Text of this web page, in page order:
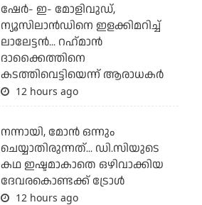
ഷേര്‍- ഇ- മോളിവുഡ്,
ന്യൂസിലാന്‍ഡിനെ ഇളക്കിമറിച്ച്
ലാലേട്ടന്‍... റഹ്‌മാന്‍
ദാക്കൈത്തിനെ
കടത്തിവെട്ടിയെന്ന് ആരാധകര്‍
12 hours ago
നന്നായി, മോന്‍ ഒന്നും
ചെയ്യാതിരുന്നത്... ഡി.സിയുടെ
കഥ ഇഷ്ടമാകാതെ ഒഴിവാക്കിയ
ദേവരകൊണ്ടക്ക് ട്രോള്‍
12 hours ago